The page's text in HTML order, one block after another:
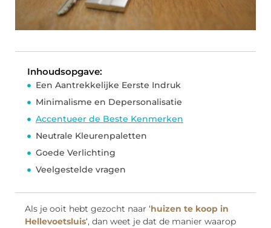
Inhoudsopgave:
Een Aantrekkelijke Eerste Indruk
Minimalisme en Depersonalisatie
Accentueer de Beste Kenmerken
Neutrale Kleurenpaletten
Goede Verlichting
Veelgestelde vragen
Als je ooit hebt gezocht naar ‘huizen te koop in
Hellevoetsluis‘, dan weet je dat de manier waarop